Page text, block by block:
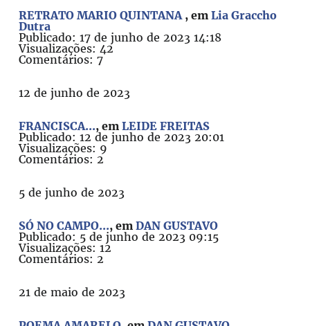
RETRATO MARIO QUINTANA , emLia Graccho
Dutra
Publicado: 17 de junho de 2023 14:18
Visualizações: 42
Comentários: 7
12 de junho de 2023
FRANCISCA..., emLEIDE FREITAS
Publicado: 12 de junho de 2023 20:01
Visualizações: 9
Comentários: 2
5 de junho de 2023
SÓ NO CAMPO..., emDAN GUSTAVO
Publicado: 5 de junho de 2023 09:15
Visualizações: 12
Comentários: 2
21 de maio de 2023